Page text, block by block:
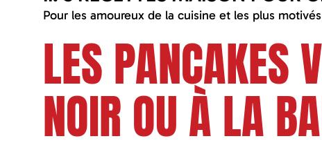
Pour les amoureux de la cuisine et les plus
LES PANCAKES
NOIR OU À LA